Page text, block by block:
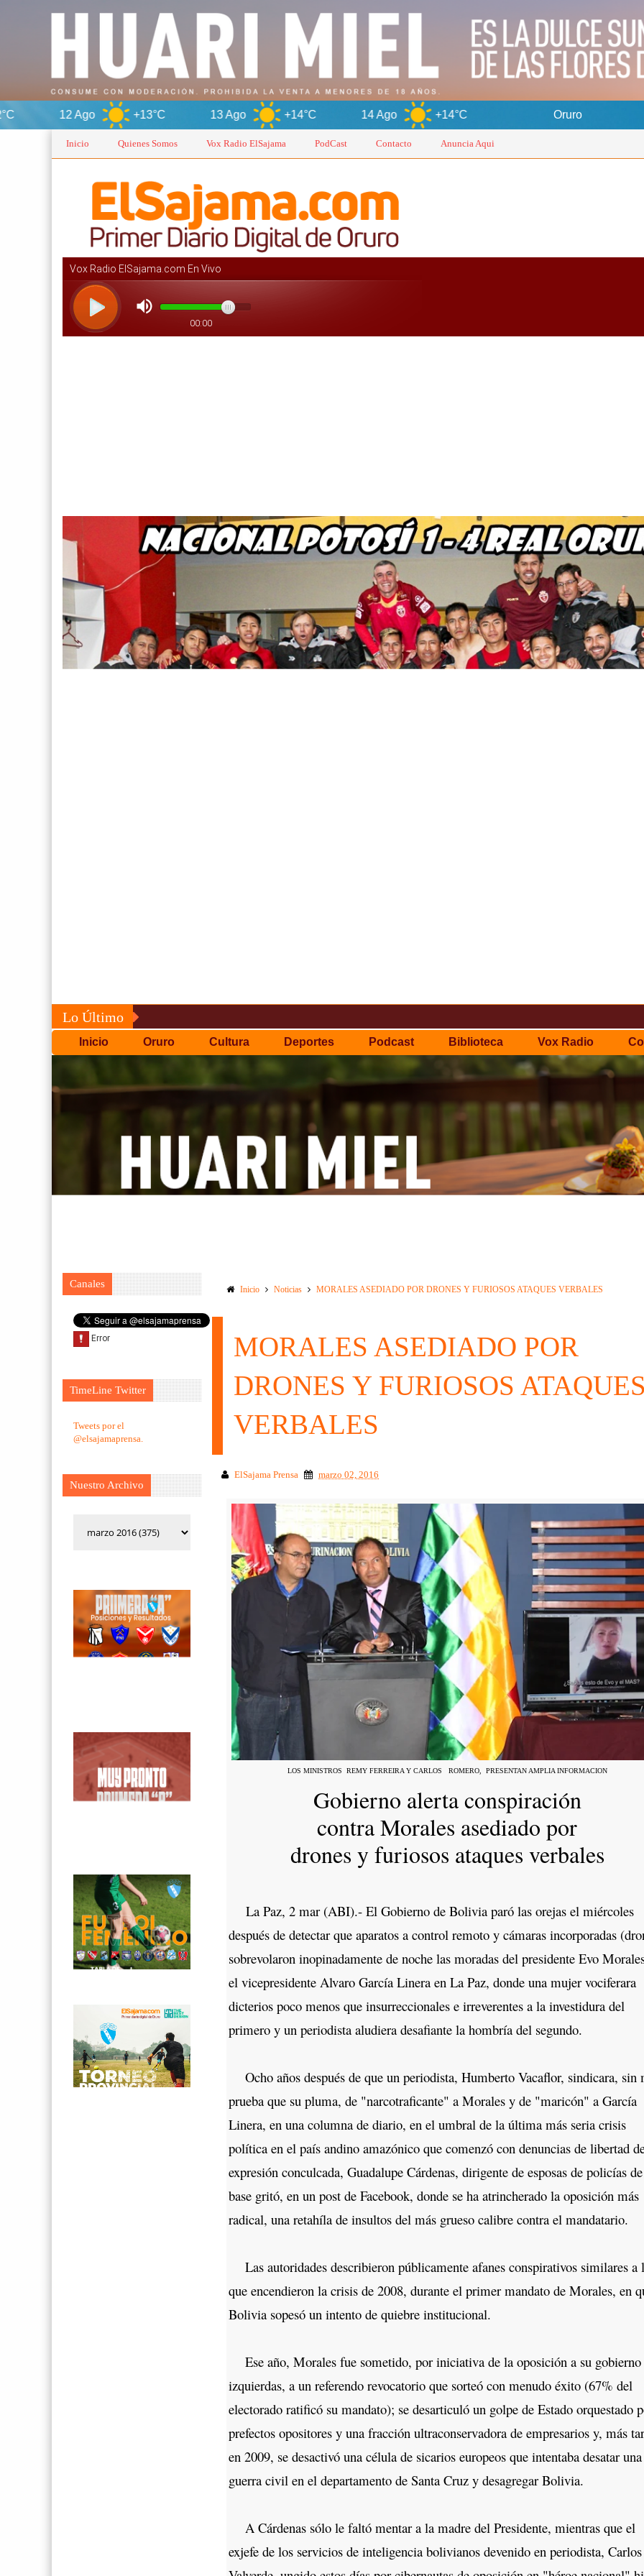
Ago +13°C 13 Ago +14°C 14 Ago +14°C
Inicio Quienes Somos Vox Radio ElSajama PodCast Contacto Anuncia Aqui
Lo Último
Inicio Oruro Cultura Deportes Podcast Biblioteca Vox Radio
Canales
TimeLine Twitter
Tweets por el
@elsajamaprensa.
Nuestro Archivo
Inicio Noticias MORALES ASEDIADO POR DRONES Y FURIOSOS ATAQUES VERBALES
MORALES ASEDIADO POR
DRONES Y FURIOSOS
VERBALES
ElSajama Prensa marzo 02, 2016
LOS MINISTROS REMY FERREIRA Y CARLOS ROMERO, PRESENTAN AMPLIA INFORMACION
Gobierno alerta conspiración
contra Morales asediado por
drones y furiosos ataques verbales
La Paz, 2 mar (ABI).- El Gobierno de Bolivia paró las orejas el miércoles
después de detectar que aparatos a control remoto y cámaras incorporadas
sobrevolaron inopinadamente de noche las moradas del presidente Evo
el vicepresidente Alvaro García Linera en La Paz, donde una mujer vociferara
dicterios poco menos que insurreccionales e irreverentes a la investidura del
primero y un periodista aludiera desafiante la hombría del segundo.
Ocho años después de que un periodista, Humberto Vacaflor, sindicara, sin
prueba que su pluma, de "narcotraficante" a Morales y de "maricón" a García
Linera, en una columna de diario, en el umbral de la última más seria crisis
política en el país andino amazónico que comenzó con denuncias de libertad
expresión conculcada, Guadalupe Cárdenas, dirigente de esposas de policías de
base gritó, en un post de Facebook, donde se ha atrincherado la oposición más
radical, una retahíla de insultos del más grueso calibre contra el mandatario.
Las autoridades describieron públicamente afanes conspirativos similares a
que encendieron la crisis de 2008, durante el primer mandato de Morales, en
Bolivia sopesó un intento de quiebre institucional.
Ese año, Morales fue sometido, por iniciativa de la oposición a su gobierno
izquierdas, a un referendo revocatorio que sorteó con menudo éxito (67% del
electorado ratificó su mandato); se desarticuló un golpe de Estado orquestado
prefectos opositores y una fracción ultraconservadora de empresarios y, más
en 2009, se desactivó una célula de sicarios europeos que intentaba desatar una
guerra civil en el departamento de Santa Cruz y desagregar Bolivia.
A Cárdenas sólo le faltó mentar a la madre del Presidente, mientras que el
exjefe de los servicios de inteligencia bolivianos devenido en periodista, Carlos